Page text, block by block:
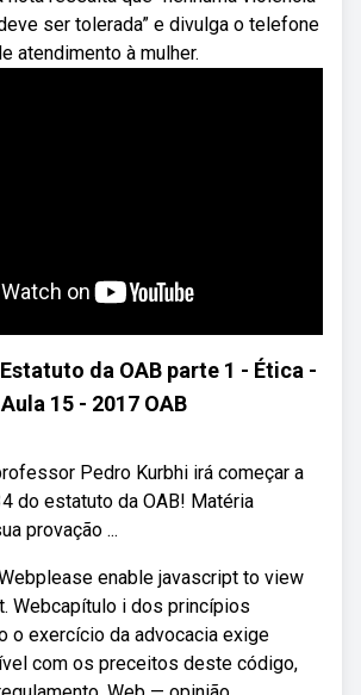
ser tolerada” e divulga o telefone
atendimento à mulher.
da OAB parte 1 - Ética -
Aula 15 - 2017 OAB
Pedro Kurbhi irá começar a
do estatuto da OAB! Matéria
provação ...
enable javascript to view
Webcapítulo i dos princípios
o exercício da advocacia exige
com os preceitos deste código,